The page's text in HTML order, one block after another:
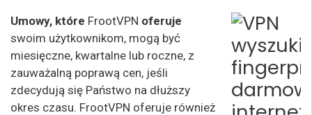
Umowy, które FrootVPN oferuje
swoim użytkownikom, mogą być
miesięczne, kwartalne lub roczne, z
zauważalną poprawą cen, jeśli
zdecydują się Państwo na dłuższy
okres czasu. FrootVPN oferuje również